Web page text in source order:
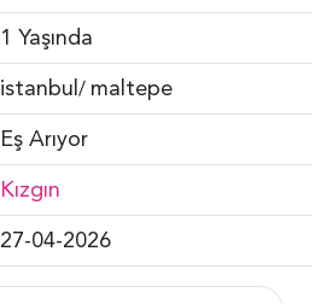
1 Yaşında
istanbul/ maltepe
Eş Arıyor
Kızgın
27-04-2026